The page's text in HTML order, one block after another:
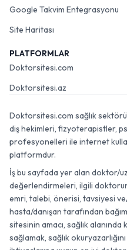
Google Takvim Entegrasyonu
Site Haritası
PLATFORMLAR
Doktorsitesi.com
Doktorsitesi.az
Doktorsitesi.com sağlık
diş hekimleri, fizyoterapistler,
profesyonelleri ile internet
platformdur.
İş bu sayfada yer alan doktor/
değerlendirmeleri, ilgili
emri, talebi, önerisi, tavsiyesi
hasta/danışan tarafından
sitesinin amacı, sağlık
sağlamak, sağlık